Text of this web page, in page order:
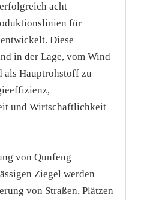
acht
für
Diese
in der Lage, vom Wind
als Hauptrohstoff zu
und Wirtschaftlichkeit
von Qunfeng
Ziegel werden
von Straßen, Plätzen